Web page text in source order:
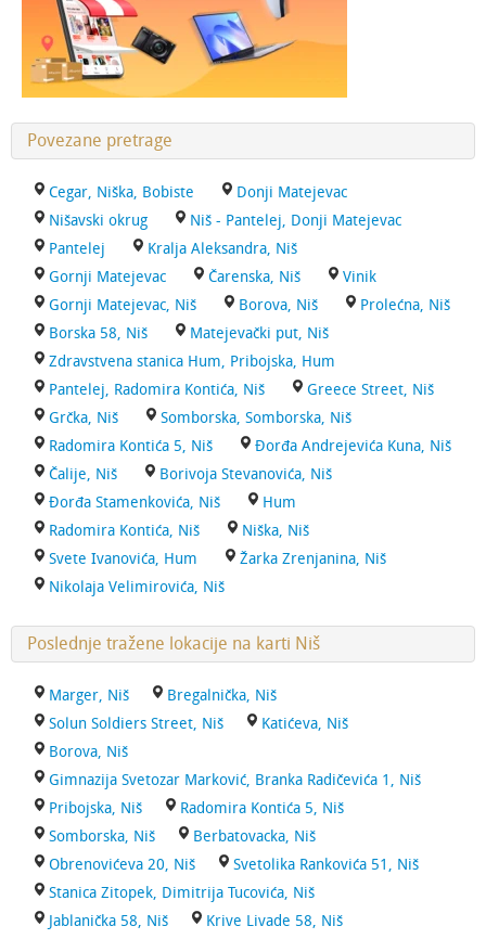
Povezane pretrage
Cegar, Niška, Bobiste
Donji Matejevac
Nišavski okrug
Niš - Pantelej, Donji Matejevac
Pantelej
Kralja Aleksandra, Niš
Gornji Matejevac
Čarenska, Niš
Vinik
Gornji Matejevac, Niš
Borova, Niš
Prolećna, Niš
Borska 58, Niš
Matejevački put, Niš
Zdravstvena stanica Hum, Pribojska, Hum
Pantelej, Radomira Kontića, Niš
Greece Street, Niš
Grčka, Niš
Somborska, Somborska, Niš
Radomira Kontića 5, Niš
Đorđa Andrejevića Kuna, Niš
Čalije, Niš
Borivoja Stevanovića, Niš
Đorđa Stamenkovića, Niš
Hum
Radomira Kontića, Niš
Niška, Niš
Svete Ivanovića, Hum
Žarka Zrenjanina, Niš
Nikolaja Velimirovića, Niš
Poslednje tražene lokacije na karti Niš
Marger, Niš
Bregalnička, Niš
Solun Soldiers Street, Niš
Katićeva, Niš
Borova, Niš
Gimnazija Svetozar Marković, Branka Radičevića 1, Niš
Pribojska, Niš
Radomira Kontića 5, Niš
Somborska, Niš
Berbatovacka, Niš
Obrenovićeva 20, Niš
Svetolika Rankovića 51, Niš
Stanica Zitopek, Dimitrija Tucovića, Niš
Jablanička 58, Niš
Krive Livade 58, Niš